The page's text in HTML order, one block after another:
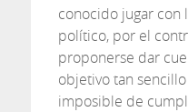
conocido jugar con
político, por el
proponerse dar
objetivo tan
imposible de